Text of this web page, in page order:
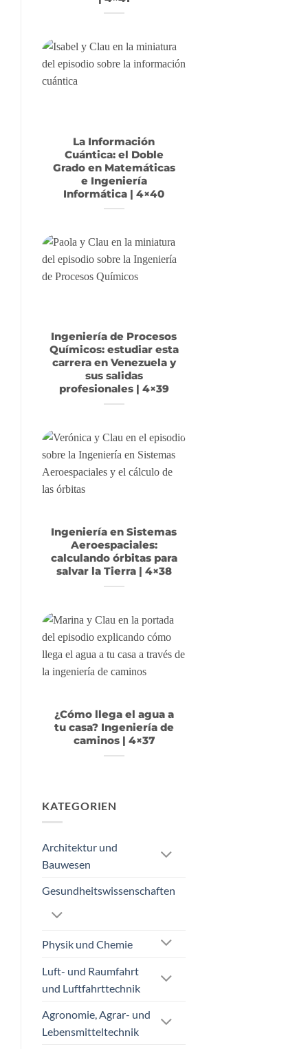
La Información
Cuántica: el Doble
Grado en Matemáticas
e Ingeniería
Informática | 4×40
Ingeniería de Procesos
Químicos: estudiar esta
carrera en Venezuela y
sus salidas
profesionales | 4×39
Ingeniería en Sistemas
Aeroespaciales:
calculando órbitas para
salvar la Tierra | 4×38
¿Cómo llega el agua a
tu casa? Ingeniería de
caminos | 4×37
KATEGORIEN
Architektur und
Bauwesen
Gesundheitswissenschaften
Physik und Chemie
Luft- und Raumfahrt
und Luftfahrttechnik
Agronomie, Agrar- und
Lebensmitteltechnik